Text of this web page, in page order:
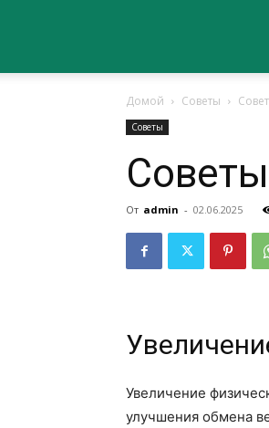
о
здоровье
Домой Советы
Советы
От admin - 02.06.2025
Увеличение
улучшения обмена